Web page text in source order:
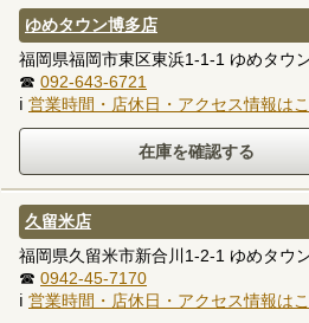
ゆめタウン博多店
福岡県福岡市東区東浜1-1-1 ゆめタウ
☎ 092-643-6721
ℹ 営業時間・店休日・アクセス情報は
久留米店
福岡県久留米市新合川1-2-1 ゆめタウ
☎ 0942-45-7170
ℹ 営業時間・店休日・アクセス情報は